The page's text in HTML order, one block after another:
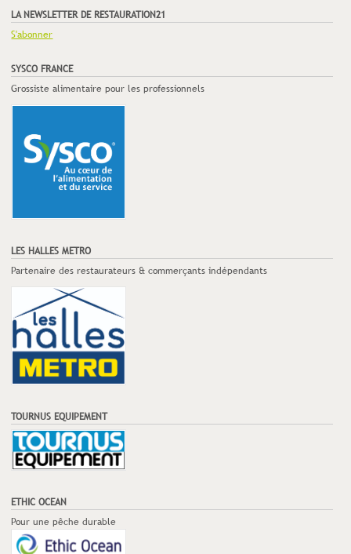
LA NEWSLETTER DE RESTAURATION21
S'abonner
SYSCO FRANCE
Grossiste alimentaire pour les professionnels
LES HALLES METRO
Partenaire des restaurateurs & commerçants indépendants
TOURNUS EQUIPEMENT
ETHIC OCEAN
Pour une pêche durable